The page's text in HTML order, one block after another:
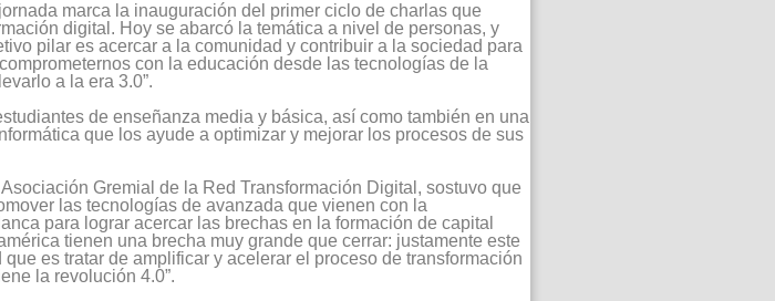
marca la inauguración del primer ciclo de charlas que
digital. Hoy se abarcó la temática a nivel de personas, y
pilar es acercar a la comunidad y contribuir a la sociedad para
con la educación desde las tecnologías de la
a la era 3.0”.
de enseñanza media y básica, así como también en una
que los ayude a optimizar y mejorar los procesos de sus
Gremial de la Red Transformación Digital, sostuvo que
las tecnologías de avanzada que vienen con la
para lograr acercar las brechas en la formación de capital
tienen una brecha muy grande que cerrar: justamente este
es tratar de amplificar y acelerar el proceso de transformación
la revolución 4.0”.